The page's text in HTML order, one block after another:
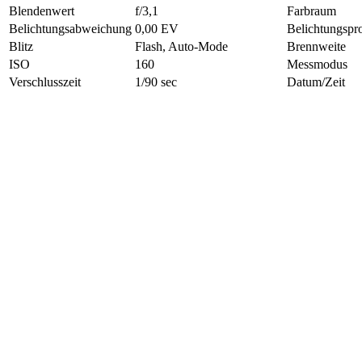
Blendenwert
f/3,1
Farbraum
Belichtungsabweichung 0,00 EV
Blitz
Flash, Auto-Mode
Brennweite
ISO
160
Messmodus
Verschlusszeit
1/90 sec Datum/Zeit